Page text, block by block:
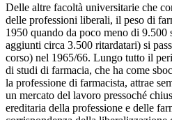
Delle altre facoltà universitarie che
delle professioni liberali, il peso di
1950 quando da poco meno di
aggiunti circa 3.500 ritardatari) si
corso) nel 1965/66. Lungo tutto il
di studi di farmacia, che ha come
la professione di farmacista, attrae
un mercato del lavoro pressoché
ereditaria della professione e delle